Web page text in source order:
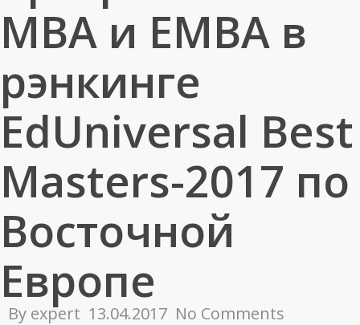
MBA и EMBA в
рэнкинге
EdUniversal Best
Masters-2017 по
Восточной
Европе
By expert 13.04.2017 No Comments